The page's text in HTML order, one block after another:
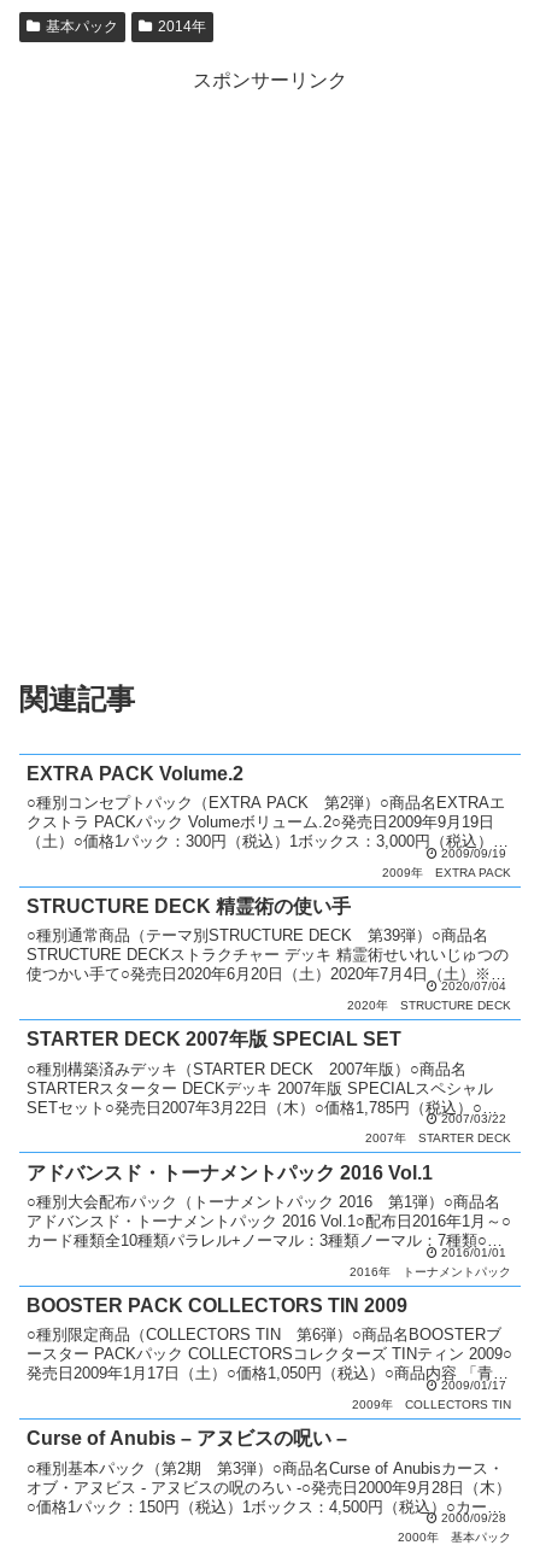
基本パック 2014年
スポンサーリンク
関連記事
EXTRA PACK Volume.2
○種別コンセプトパック（EXTRA PACK 第2弾）○商品名EXTRAエ
クストラ PACKパック Volumeボリューム.2○発売日2009年9月19日
（土）○価格1パック：300円（税込）1ボックス：3,000円（税込）○
2009/09/19
2009年
EXTRA PACK
STRUCTURE DECK 精霊術の使い手
○種別通常商品（テーマ別STRUCTURE DECK 第39弾）○商品名
STRUCTURE DECKストラクチャー デッキ 精霊術せいれいじゅつの
使つかい手て○発売日2020年6月20日（土）2020年7月4日（土）※発
2020/07/04
2020年
STRUCTURE DECK
STARTER DECK 2007年版 SPECIAL SET
○種別構築済みデッキ（STARTER DECK 2007年版）○商品名
STARTERスターター DECKデッキ 2007年版 SPECIALスペシャル
SETセット○発売日2007年3月22日（木）○価格1,785円（税込）○商
2007/03/22
2007年
STARTER DECK
アドバンスド・トーナメントパック 2016 Vol.1
○種別大会配布パック（トーナメントパック 2016 第1弾）○商品名
アドバンスド・トーナメントパック 2016 Vol.1○配布日2016年1月～○
カード種類全10種類パラレル+ノーマル：3種類ノーマル：7種類○説
2016/01/01
2016年
トーナメントパック
BOOSTER PACK COLLECTORS TIN 2009
○種別限定商品（COLLECTORS TIN 第6弾）○商品名BOOSTERブ
ースター PACKパック COLLECTORSコレクターズ TINティン 2009○
発売日2009年1月17日（土）○価格1,050円（税込）○商品内容 「青眼
2009/01/17
2009年
COLLECTORS TIN
Curse of Anubis – アヌビスの呪い –
○種別基本パック（第2期 第3弾）○商品名Curse of Anubisカース・
オブ・アヌビス - アヌビスの呪のろい -○発売日2000年9月28日（木）
○価格1パック：150円（税込）1ボックス：4,500円（税込）○カード
2000/09/28
2000年
基本パック